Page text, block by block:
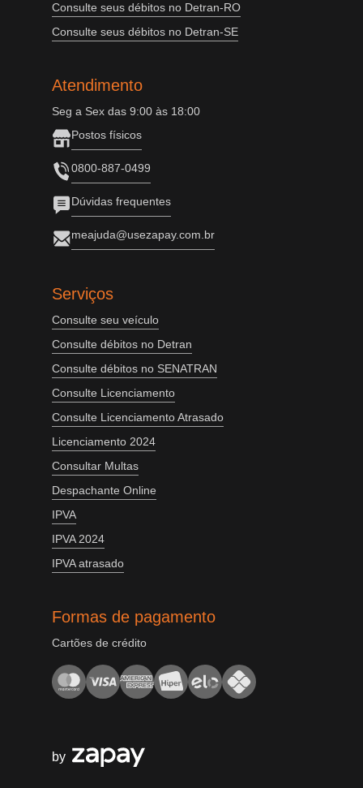
Consulte seus débitos no Detran-RO
Consulte seus débitos no Detran-SE
Atendimento
Seg a Sex das 9:00 às 18:00
Postos físicos
0800-887-0499
Dúvidas frequentes
meajuda@usezapay.com.br
Serviços
Consulte seu veículo
Consulte débitos no Detran
Consulte débitos no SENATRAN
Consulte Licenciamento
Consulte Licenciamento Atrasado
Licenciamento 2024
Consultar Multas
Despachante Online
IPVA
IPVA 2024
IPVA atrasado
Formas de pagamento
Cartões de crédito
by